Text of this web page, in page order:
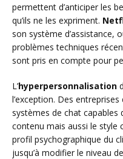
permettent d’anticiper les
qu’ils ne les expriment.
son système d’assistance,
problèmes techniques
sont pris en compte pour
L’hyperpersonnalisation
l’exception. Des
systèmes de chat capables
contenu mais aussi le
profil psychographique du
jusqu’à modifier le niveau